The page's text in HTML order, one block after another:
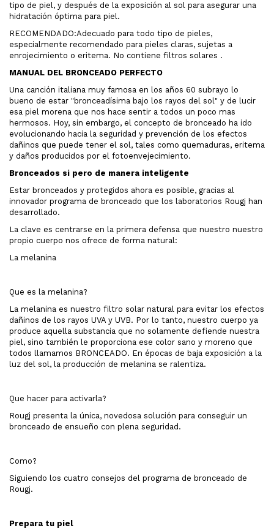
tipo de piel, y después de la exposición al sol para asegurar una
hidratación óptima para piel.
RECOMENDADO:Adecuado para todo tipo de pieles,
especialmente recomendado para pieles claras, sujetas a
enrojecimiento o eritema. No contiene filtros solares .
MANUAL DEL BRONCEADO PERFECTO
Una canción italiana muy famosa en los años 60 subrayo lo
bueno de estar "bronceadísima bajo los rayos del sol" y de lucir
esa piel morena que nos hace sentir a todos un poco mas
hermosos. Hoy, sin embargo, el concepto de bronceado ha ido
evolucionando hacia la seguridad y prevención de los efectos
dañinos que puede tener el sol, tales como quemaduras, eritema
y daños producidos por el fotoenvejecimiento.
Bronceados si pero de manera inteligente
Estar bronceados y protegidos ahora es posible, gracias al
innovador programa de bronceado que los laboratorios Rougj han
desarrollado.
La clave es centrarse en la primera defensa que nuestro nuestro
propio cuerpo nos ofrece de forma natural:
La melanina
Que es la melanina?
La melanina es nuestro filtro solar natural para evitar los efectos
dañinos de los rayos UVA y UVB. Por lo tanto, nuestro cuerpo ya
produce aquella substancia que no solamente defiende nuestra
piel, sino también le proporciona ese color sano y moreno que
todos llamamos BRONCEADO. En épocas de baja exposición a la
luz del sol, la producción de melanina se ralentiza.
Que hacer para activarla?
Rougj presenta la única, novedosa solución para conseguir un
bronceado de ensueño con plena seguridad.
Como?
Siguiendo los cuatro consejos del programa de bronceado de
Rougj.
Prepara tu piel